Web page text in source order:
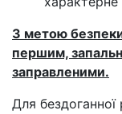
З метою безпеки
першим,
заправленими.
Для